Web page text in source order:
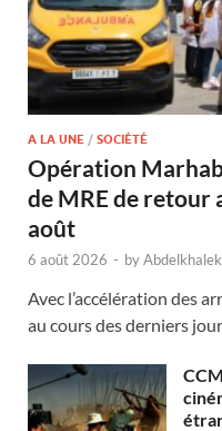
A LA UNE / SOCIÉTÉ
Opération
de MRE de retour
août
6 août 2026 - by
Avec l’accélération des
au cours des derniers